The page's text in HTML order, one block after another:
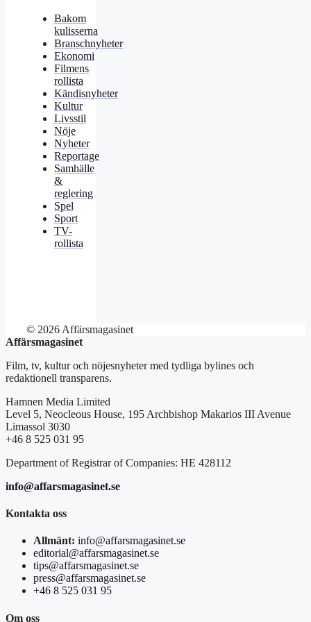
Bakom
kulisserna
Branschnyheter
Ekonomi
Filmens
rollista
Kändisnyheter
Kultur
Livsstil
Nöje
Nyheter
Reportage
Samhälle
&
reglering
Spel
Sport
TV-
rollista
© 2026 Affärsmagasinet
Affärsmagasinet
Film, tv, kultur och nöjesnyheter med tydliga bylines och
redaktionell transparens.
Hamnen Media Limited
Level 5, Neocleous House, 195 Archbishop Makarios III Avenue
Limassol 3030
+46 8 525 031 95
Department of Registrar of Companies: HE 428112
info@affarsmagasinet.se
Kontakta oss
Allmänt: info@affarsmagasinet.se
editorial@affarsmagasinet.se
tips@affarsmagasinet.se
press@affarsmagasinet.se
+46 8 525 031 95
Om oss